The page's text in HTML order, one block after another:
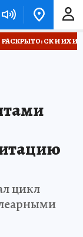
РАСКРЫТО: СК И ИХ
цикл